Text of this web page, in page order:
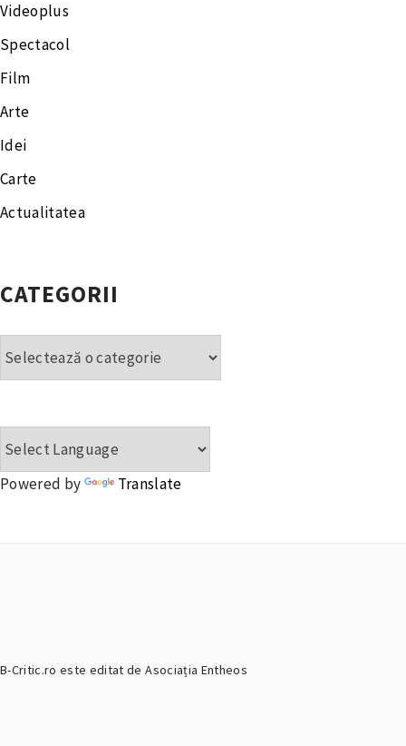
Videoplus
Spectacol
Film
Arte
Idei
Carte
Actualitatea
CATEGORII
Powered by Translate
B-Critic.ro este editat de Asociația Entheos